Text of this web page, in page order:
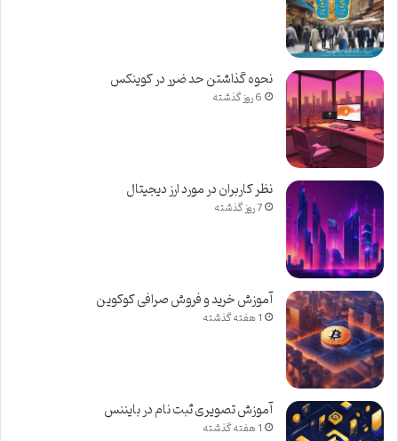
نحوه گذاشتن حد ضرر در کوینکس
6 روز گذشته
نظر کاربران در مورد ارز دیجیتال
7 روز گذشته
آموزش خرید و فروش صرافی کوکوین
1 هفته گذشته
آموزش تصویری ثبت نام در بایننس
1 هفته گذشته